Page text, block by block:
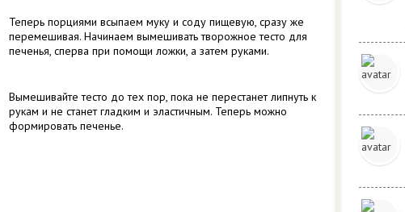
Теперь порциями всыпаем муку и соду пищевую, сразу же
перемешивая. Начинаем вымешивать творожное тесто для
печенья, сперва при помощи ложки, а затем руками.
Вымешивайте тесто до тех пор, пока не перестанет липнуть к
рукам и не станет гладким и эластичным. Теперь можно
формировать печенье.